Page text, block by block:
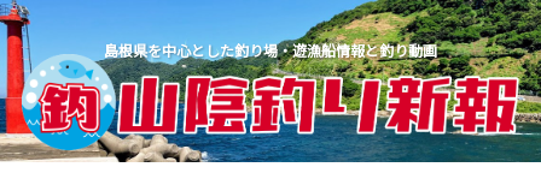
島根県を中心とした釣り場・遊漁船情報と釣り動画